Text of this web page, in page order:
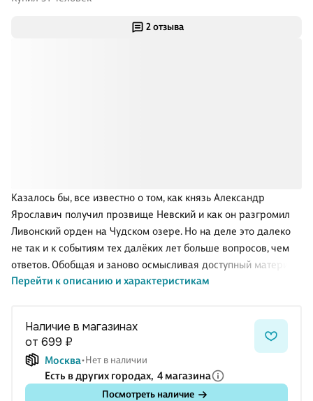
2 отзыва
Казалось бы, все известно о том, как князь Александр
Ярославич получил прозвище Невский и как он разгромил
Ливонский орден на Чудском озере. Но на деле это далеко
не так и к событиям тех далёких лет больше вопросов, чем
ответов. Обобщая и заново осмысливая доступный материал
и многочисленные труды на эту тему, автор,
Руси.
Перейти к описанию и характеристикам
Наличие в магазинах
от 699 ₽
Москва Нет в наличии
Есть в других городах, 4 магазина
Посмотреть наличие